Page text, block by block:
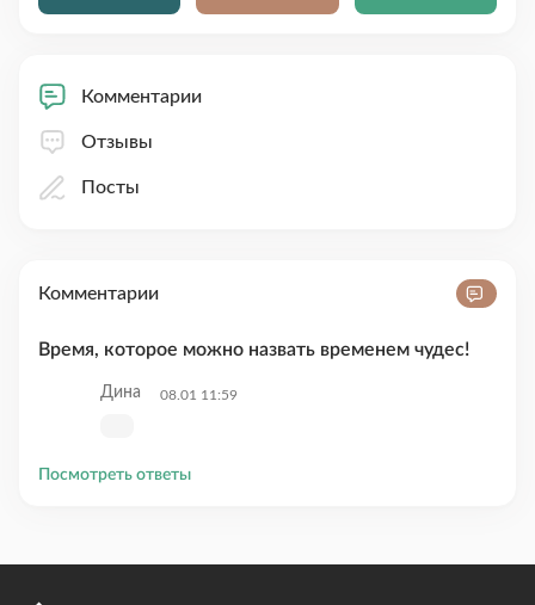
Комментарии
Отзывы
Посты
Комментарии
Время, которое можно назвать временем чудес!
Дина 08.01 11:59
Посмотреть ответы